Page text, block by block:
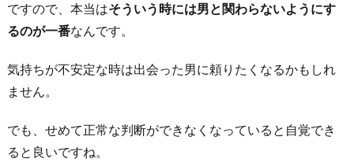
る
事
が
目
で
盲
ですので、本当はそういう時には男と関わらないようにす
るのが一番なんです。
気持ちが不安定な時は出会った男に頼りたくなるかもしれ
ません。
でも、せめて正常な判断ができなくなっていると自覚でき
ると良いですね。